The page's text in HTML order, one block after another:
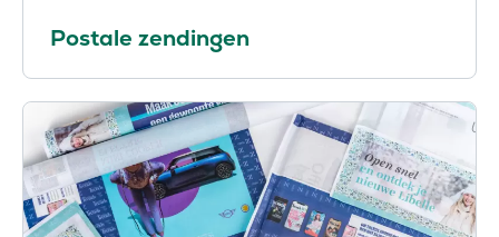
Postale zendingen